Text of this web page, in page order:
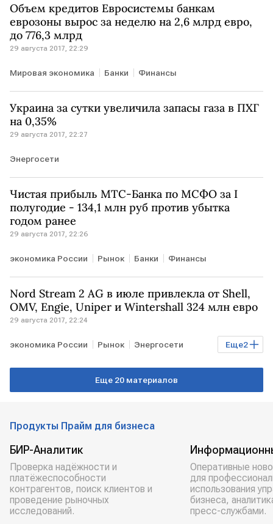
Объем кредитов Евросистемы банкам
еврозоны вырос за неделю на 2,6 млрд евро,
до 776,3 млрд
29 августа 2017, 22:29
Мировая экономика Банки Финансы
Украина за сутки увеличила запасы газа в ПХГ
на 0,35%
29 августа 2017, 22:27
Энергосети
Чистая прибыль МТС-Банка по МСФО за I
полугодие - 134,1 млн руб против убытка
годом ранее
29 августа 2017, 22:26
экономика России Рынок Банки Финансы
Nord Stream 2 AG в июле привлекла от Shell,
OMV, Engie, Uniper и Wintershall 324 млн евро
29 августа 2017, 22:24
Еще2
экономика России Рынок Энергосети
Энергетика
Газ
Еще 20 материалов
Продукты Прайм для бизнеса
БИР-Аналитик
Проверка надёжности и
платёжеспособности
контрагентов, поиск клиентов и
проведение рыночных
исследований.
Оперативные
для
использования
бизнеса,
пресс-службами.